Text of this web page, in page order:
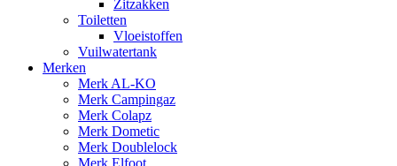
Zitzakken
Toiletten
Vloeistoffen
Vuilwatertank
Merken
Merk AL-KO
Merk Campingaz
Merk Colapz
Merk Dometic
Merk Doublelock
Merk Elfoot